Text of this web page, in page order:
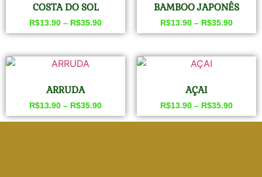
COSTA DO SOL
R$13.90 – R$35.90
BAMBOO JAPONÊS
R$13.90 – R$35.90
ARRUDA
R$13.90 – R$35.90
AÇAI
R$13.90 – R$35.90